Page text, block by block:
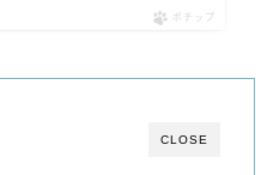
ポチップ
CLOSE